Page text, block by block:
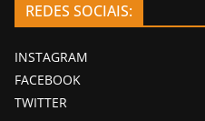
REDES SOCIAIS:
INSTAGRAM
FACEBOOK
TWITTER